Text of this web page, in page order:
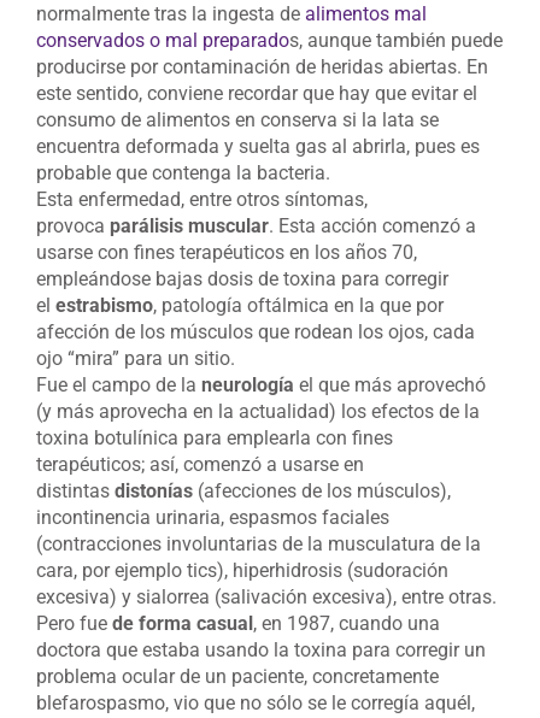
normalmente tras la ingesta de alimentos mal
conservados o mal preparados, aunque también puede
producirse por contaminación de heridas abiertas. En
este sentido, conviene recordar que hay que evitar el
consumo de alimentos en conserva si la lata se
encuentra deformada y suelta gas al abrirla, pues es
probable que contenga la bacteria.
Esta enfermedad, entre otros síntomas,
provoca parálisis muscular. Esta acción comenzó a
usarse con fines terapéuticos en los años 70,
empleándose bajas dosis de toxina para corregir
el estrabismo, patología oftálmica en la que por
afección de los músculos que rodean los ojos, cada
ojo “mira” para un sitio.
Fue el campo de la neurología el que más aprovechó
(y más aprovecha en la actualidad) los efectos de la
toxina botulínica para emplearla con fines
terapéuticos; así, comenzó a usarse en
distintas distonías (afecciones de los músculos),
incontinencia urinaria, espasmos faciales
(contracciones involuntarias de la musculatura de la
cara, por ejemplo tics), hiperhidrosis (sudoración
excesiva) y sialorrea (salivación excesiva), entre otras.
Pero fue de forma casual, en 1987, cuando una
doctora que estaba usando la toxina para corregir un
problema ocular de un paciente, concretamente
blefarospasmo, vio que no sólo se le corregía aquél,